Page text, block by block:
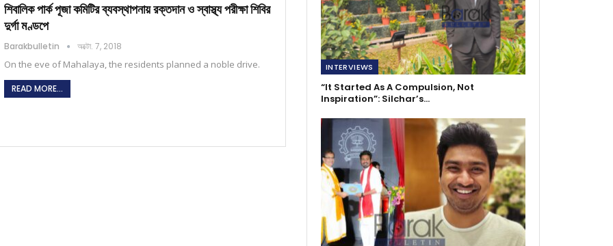
শিবালিক পার্ক পূজা কমিটির ব্যবস্থাপনায় রক্তদান ও স্বাস্থ্য পরীক্ষা শিবির
দুর্গা মণ্ডপে
Barakbulletin অক্টো. 7, 2018
On the eve of Mahalaya, the residents planned a noble drive.
READ MORE...
INTERVIEWS
“It Started As A Compulsion, Not
Inspiration”: Silchar’s…